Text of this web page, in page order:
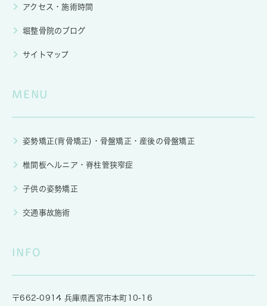
アクセス・施術時間
堀整骨院のブログ
サイトマップ
MENU
姿勢矯正(背骨矯正)・骨盤矯正・産後の骨盤矯正
椎間板ヘルニア・脊柱管狭窄症
子供の姿勢矯正
交通事故施術
INFO
〒662-0914 兵庫県西宮市本町10-16